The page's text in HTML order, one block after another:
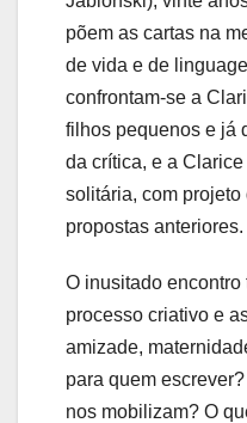
põem as cartas na
de vida e de
confrontam-se a
filhos pequenos e já
da crítica, e a
solitária, com
propostas anteriores.
O inusitado
processo criativo e
amizade,
para quem
nos mobilizam? O